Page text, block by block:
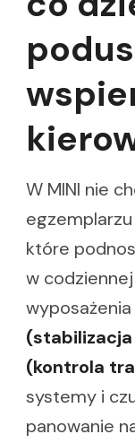
W MINI nie
które
w
(kontrola
systemy i
panowanie